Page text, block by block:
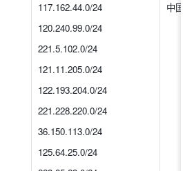
117.162.44.0/24
120.240.99.0/24
221.5.102.0/24
121.11.205.0/24
122.193.204.0/24
221.228.220.0/24
36.150.113.0/24
125.64.25.0/24
中国